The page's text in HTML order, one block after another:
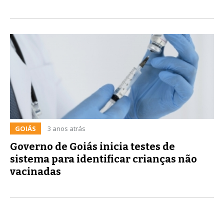
GOIÁS 3 anos atrás
Governo de Goiás inicia testes de
sistema para identificar crianças não
vacinadas